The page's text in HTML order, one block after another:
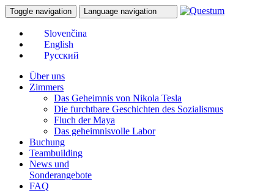
Toggle navigation Language navigation
Über uns
Zimmers
Das Geheimnis von Nikola Tesla
Die furchtbare Geschichten des Sozialismus
Fluch der Maya
Das geheimnisvolle Labor
Buchung
Teambuilding
News und
Sonderangebote
FAQ